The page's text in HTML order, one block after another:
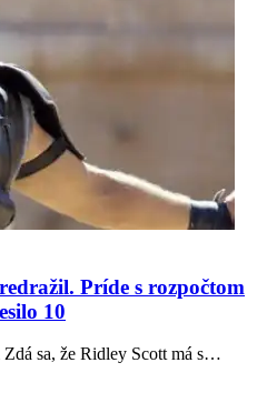
Príde s rozpočtom
10
Zdá sa, že Ridley Scott má s…